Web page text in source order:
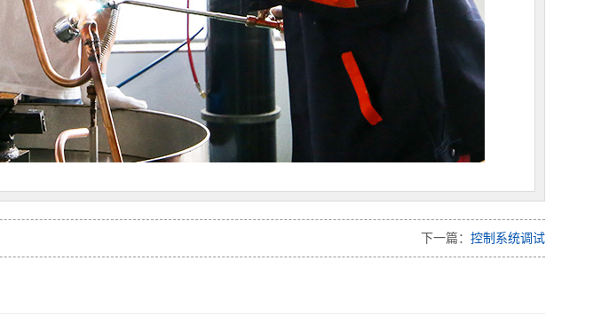
下一篇： 控制系统调试